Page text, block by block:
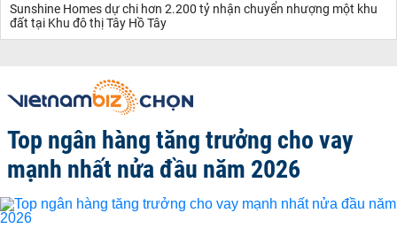
Sunshine Homes dự chi hơn 2.200 tỷ nhận chuyển nhượng một khu
đất tại Khu đô thị Tây Hồ Tây
Top ngân hàng tăng trưởng cho vay
mạnh nhất nửa đầu năm 2026